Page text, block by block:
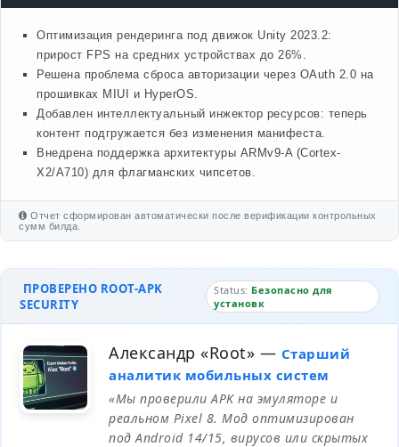
Оптимизация рендеринга под движок Unity 2023.2:
прирост FPS на средних устройствах до 26%.
Решена проблема сброса авторизации через OAuth 2.0 на
прошивках MIUI и HyperOS.
Добавлен интеллектуальный инжектор ресурсов: теперь
контент подгружается без изменения манифеста.
Внедрена поддержка архитектуры ARMv9-A (Cortex-
X2/A710) для флагманских чипсетов.
Отчет сформирован автоматически после верификации контрольных
сумм билда.
ПРОВЕРЕНО ROOT-APK
SECURITY
Status: Безопасно для
установк
Александр «Root» — Старший
аналитик мобильных систем
«Мы проверили APK на эмуляторе и
реальном Pixel 8. Мод оптимизирован
под Android 14/15, вирусов или скрытых